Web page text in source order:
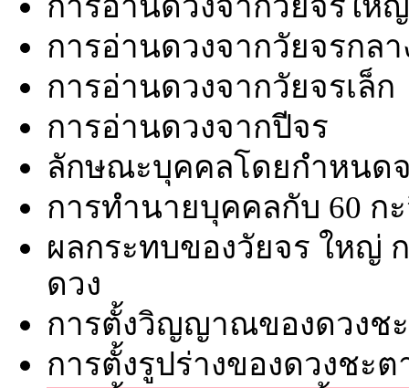
การอ่านดวงจากวัยจรกลา
การอ่านดวงจากวัยจรเล็ก
การอ่านดวงจากปีจร
ลักษณะบุคคลโดยกำหนด
การทำนายบุคคลกับ 60 ก
ผลกระทบของวัยจร ใหญ่
ดวง
การตั้งวิญญาณของดวงช
การตั้งรูปร่างของดวงชะต